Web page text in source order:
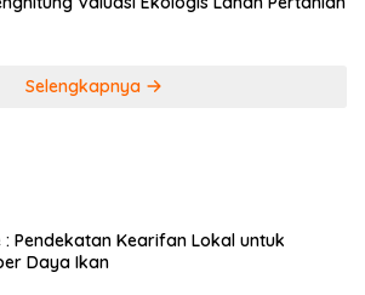
Selengkapnya
: Pendekatan Kearifan Lokal untuk
Daya Ikan